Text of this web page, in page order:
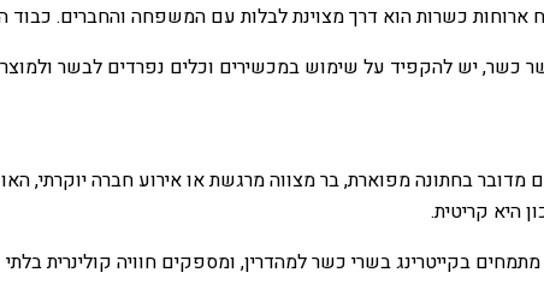
ארוחות כשרות הוא דרך מצוינת לבלות עם המשפחה והחברים.
כשר, יש להקפיד על שימוש במכשירים וכלים נפרדים לבשר
בחתונה מפוארת, בר מצווה מרגשת או אירוע חברה יוקרתי,
היא קריטית.
מתמחים בקייטרינג בשרי כשר למהדרין, ומספקים חוויה קולינרית